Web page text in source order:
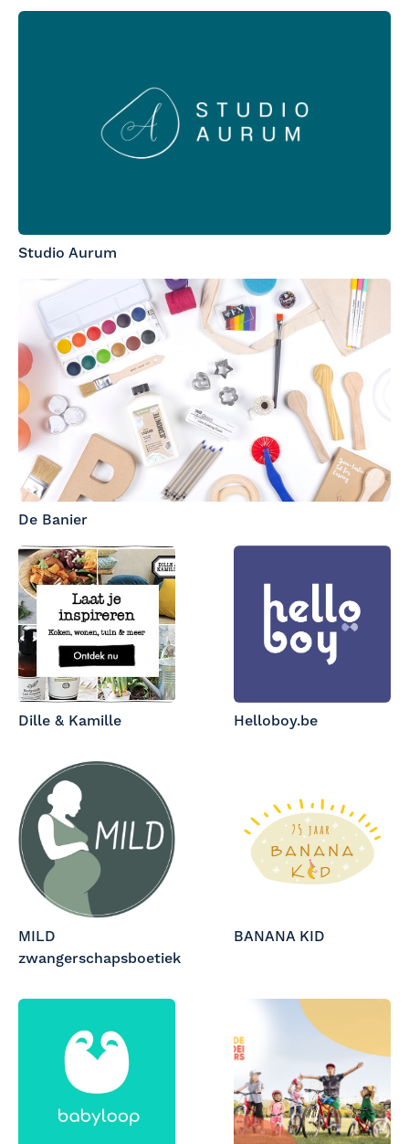
Studio Aurum
De Banier
Dille & Kamille Helloboy.be
MILD
zwangerschapsboetiek
BANANA KID